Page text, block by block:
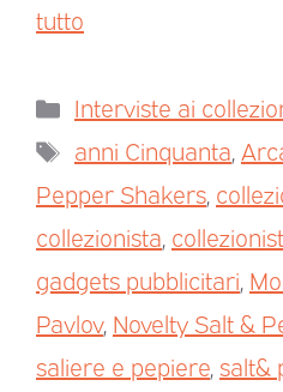
tutto
Interviste ai
anni Cinquanta,
Pepper Shakers,
collezionista,
gadgets pubblicitari,
Pavlov, Novelty Salt &
saliere e pepiere,salt&